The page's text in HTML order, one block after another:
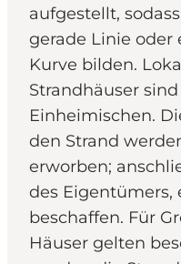
aufgestellt,
gerade Linie
Kurve bilden.
Strandhäuser
Einheimischen.
den Strand
erworben;
des Eigentümers,
beschaffen. Für
Häuser gelten